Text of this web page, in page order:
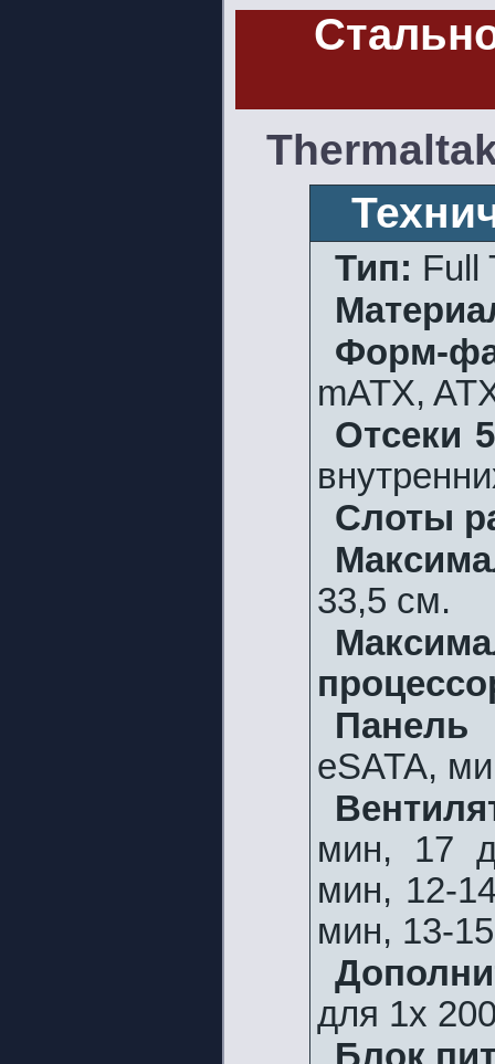
Тип: Full
Форм-
mATX,
Отсеки
Слоты
33,5 см.
Панель
eSATA,
мин, 17
мин, 12-
мин, 13-
для 1x